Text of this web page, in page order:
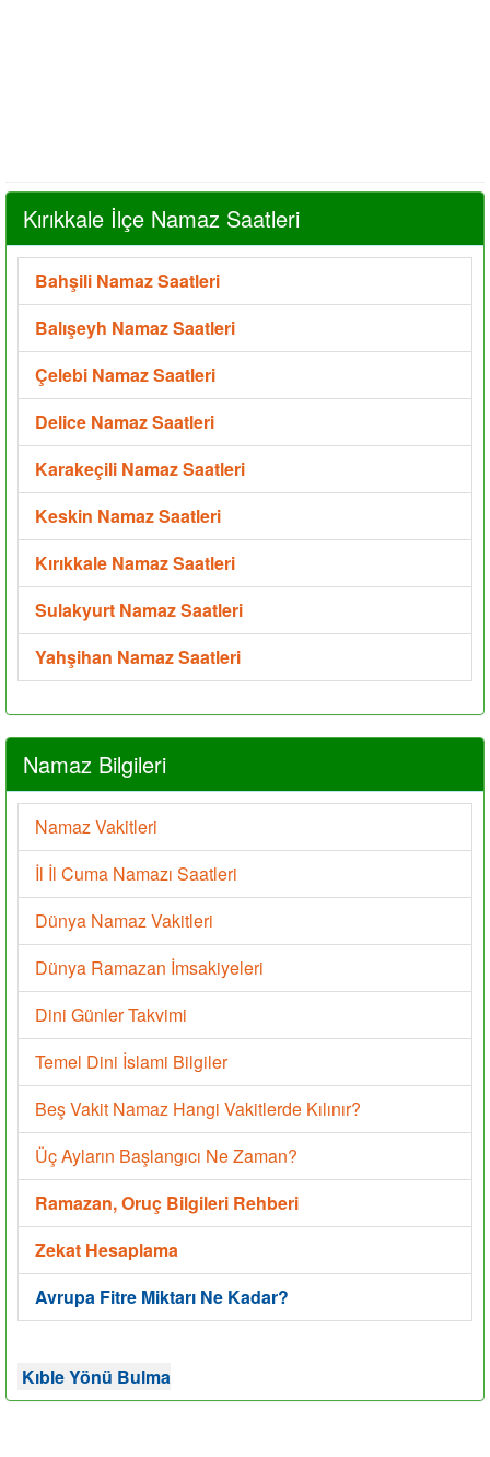
Kırıkkale İlçe Namaz Saatleri
Bahşili Namaz Saatleri
Balışeyh Namaz Saatleri
Çelebi Namaz Saatleri
Delice Namaz Saatleri
Karakeçili Namaz Saatleri
Keskin Namaz Saatleri
Kırıkkale Namaz Saatleri
Sulakyurt Namaz Saatleri
Yahşihan Namaz Saatleri
Namaz Bilgileri
Namaz Vakitleri
İl İl Cuma Namazı Saatleri
Dünya Namaz Vakitleri
Dünya Ramazan İmsakiyeleri
Dini Günler Takvimi
Temel Dini İslami Bilgiler
Beş Vakit Namaz Hangi Vakitlerde Kılınır?
Üç Ayların Başlangıcı Ne Zaman?
Ramazan, Oruç Bilgileri Rehberi
Zekat Hesaplama
Avrupa Fitre Miktarı Ne Kadar?
Kıble Yönü Bulma